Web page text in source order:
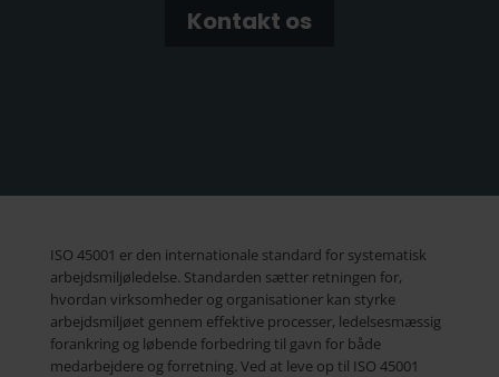
Kontakt os
ISO 45001 er den internationale standard for systematisk
arbejdsmiljøledelse. Standarden sætter retningen for,
hvordan virksomheder og organisationer kan styrke
arbejdsmiljøet gennem effektive processer, ledelsesmæssig
forankring og løbende forbedring til gavn for både
medarbejdere og forretning. Ved at leve op til ISO 45001